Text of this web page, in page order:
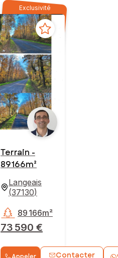
Exclusivité
Terrain -
89 166m²
Langeais
(37130)
73 590 €
89 166m²
Contacter